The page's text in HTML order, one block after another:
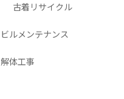
古着リサイクル
ビルメンテナンス
解体工事